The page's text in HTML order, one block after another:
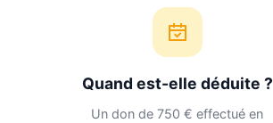
Quand est-elle déduite ?
Un don de 750 € effectué en